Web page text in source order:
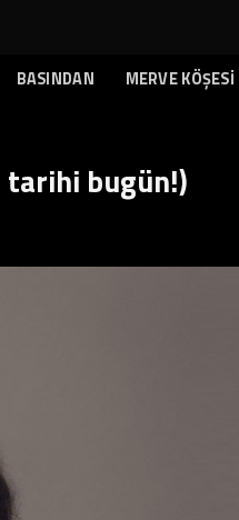
BASINDAN MERVE KÖŞESİ
tarihi bugün!)